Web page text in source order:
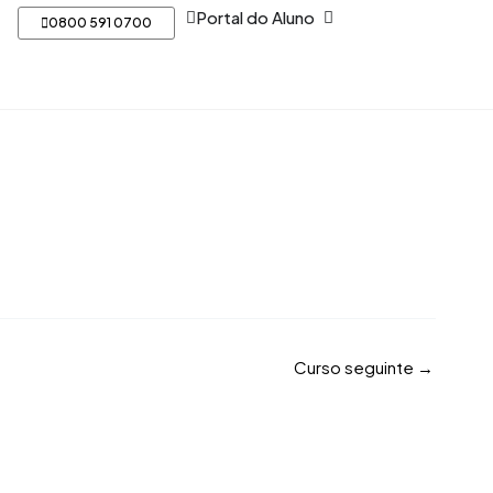
0800 591 0700 Portal do Aluno Open Portal do Aluno
Curso seguinte →